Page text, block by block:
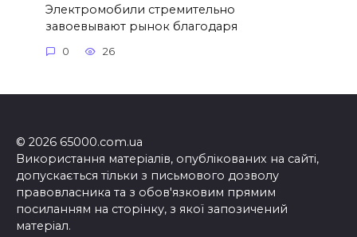
Электромобили стремительно
завоевывают рынок благодаря
0 26
© 2026 65000.com.ua
Використання матеріалів, опублікованих на сайті,
допускається тільки з письмового дозволу
правовласника та з обов'язковим прямим
посиланням на сторінку, з якої запозичений
матеріал.